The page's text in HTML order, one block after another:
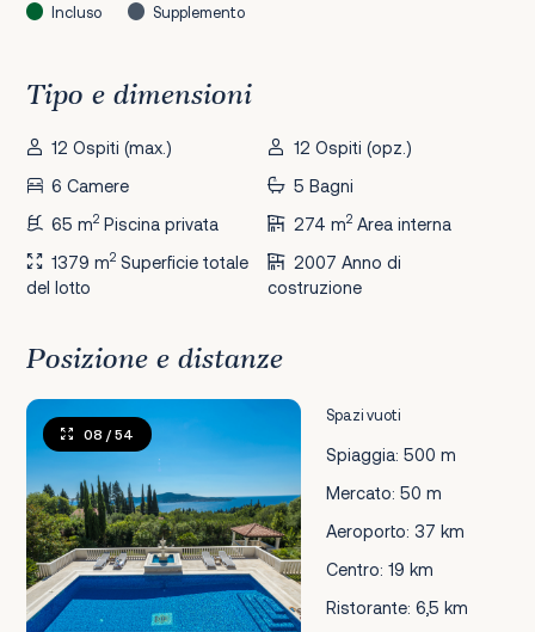
Incluso Supplemento
Tipo e dimensioni
12 Ospiti (max.)
12 Ospiti (opz.)
6 Camere
5 Bagni
65 m2 Piscina privata 274 m2Area interna
1379 m2 Superficie totale
del lotto
2007 Anno di
costruzione
Posizione e distanze
Spazi vuoti
Spiaggia: 500 m
Mercato: 50 m
Aeroporto: 37 km
Centro: 19 km
Ristorante: 6,5 km
08 / 54